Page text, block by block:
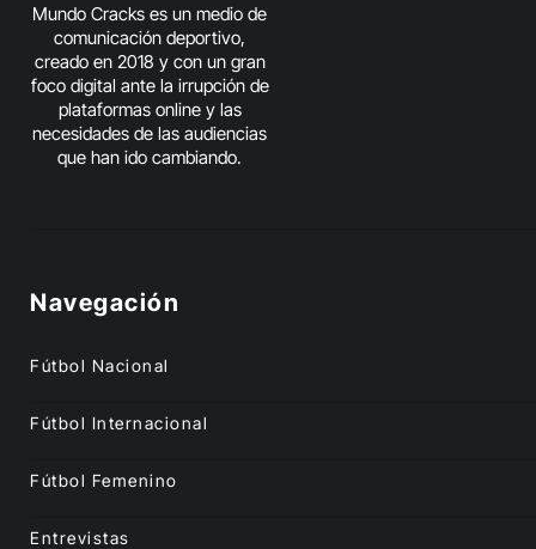
Mundo Cracks es un medio de
comunicación deportivo,
creado en 2018 y con un gran
foco digital ante la irrupción de
plataformas online y las
necesidades de las audiencias
que han ido cambiando.
Navegación
Fútbol Nacional
Fútbol Internacional
Fútbol Femenino
Entrevistas